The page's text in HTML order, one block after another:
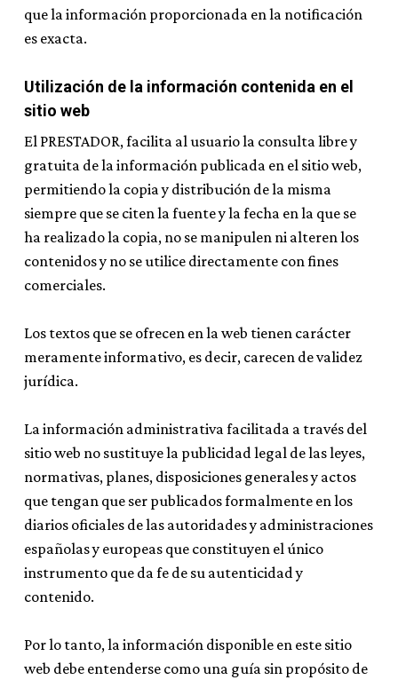
que la información proporcionada en la notificación
es exacta.
Utilización de la información contenida en el
sitio web
El PRESTADOR, facilita al usuario la consulta libre y
gratuita de la información publicada en el sitio web,
permitiendo la copia y distribución de la misma
siempre que se citen la fuente y la fecha en la que se
ha realizado la copia, no se manipulen ni alteren los
contenidos y no se utilice directamente con fines
comerciales.
Los textos que se ofrecen en la web tienen carácter
meramente informativo, es decir, carecen de validez
jurídica.
La información administrativa facilitada a través del
sitio web no sustituye la publicidad legal de las leyes,
normativas, planes, disposiciones generales y actos
que tengan que ser publicados formalmente en los
diarios oficiales de las autoridades y administraciones
españolas y europeas que constituyen el único
instrumento que da fe de su autenticidad y
contenido.
Por lo tanto, la información disponible en este sitio
web debe entenderse como una guía sin propósito de